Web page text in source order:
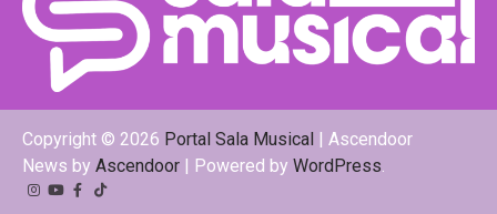
Copyright © 2026 Portal Sala Musical
| Ascendoor
News by Ascendoor | Powered by WordPress.
Instagram
YouTube
Facebook
Tiktok